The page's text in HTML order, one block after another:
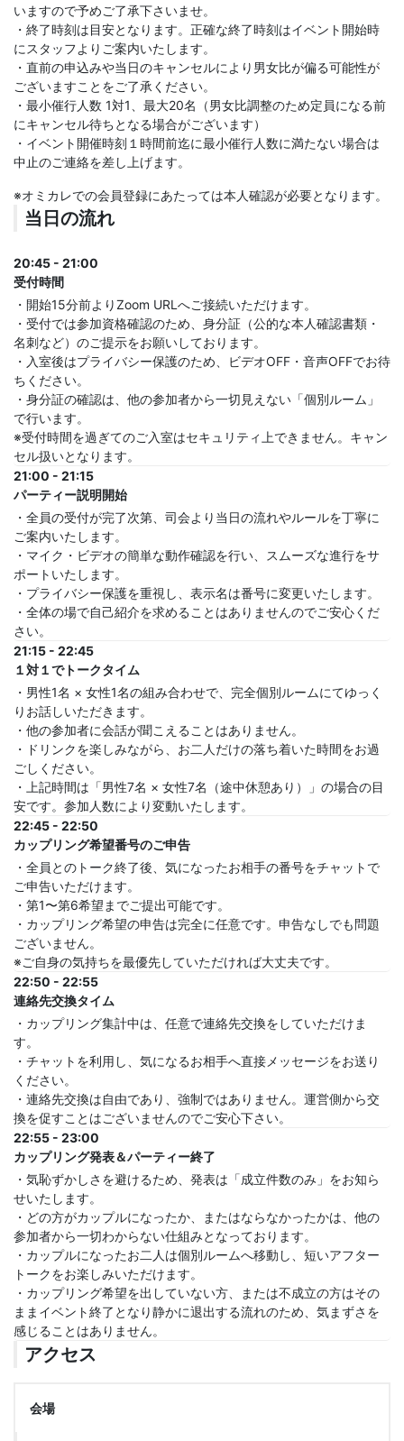
いますので予めご了承下さいませ。
・終了時刻は目安となります。正確な終了時刻はイベント開始時
にスタッフよりご案内いたします。
・直前の申込みや当日のキャンセルにより男女比が偏る可能性が
ございますことをご了承ください。
・最小催行人数 1対1、最大20名（男女比調整のため定員になる前
にキャンセル待ちとなる場合がございます）
・イベント開催時刻１時間前迄に最小催行人数に満たない場合は
中止のご連絡を差し上げます。
※オミカレでの会員登録にあたっては本人確認が必要となります。
当日の流れ
20:45 - 21:00
受付時間
・開始15分前よりZoom URLへご接続いただけます。
・受付では参加資格確認のため、身分証（公的な本人確認書類・
名刺など）のご提示をお願いしております。
・入室後はプライバシー保護のため、ビデオOFF・音声OFFでお待
ちください。
・身分証の確認は、他の参加者から一切見えない「個別ルーム」
で行います。
※受付時間を過ぎてのご入室はセキュリティ上できません。キャン
セル扱いとなります。
21:00 - 21:15
パーティー説明開始
・全員の受付が完了次第、司会より当日の流れやルールを丁寧に
ご案内いたします。
・マイク・ビデオの簡単な動作確認を行い、スムーズな進行をサ
ポートいたします。
・プライバシー保護を重視し、表示名は番号に変更いたします。
・全体の場で自己紹介を求めることはありませんのでご安心くだ
さい。
21:15 - 22:45
１対１でトークタイム
・男性1名 × 女性1名の組み合わせで、完全個別ルームにてゆっく
りお話しいただきます。
・他の参加者に会話が聞こえることはありません。
・ドリンクを楽しみながら、お二人だけの落ち着いた時間をお過
ごしください。
・上記時間は「男性7名 × 女性7名（途中休憩あり）」の場合の目
安です。参加人数により変動いたします。
22:45 - 22:50
カップリング希望番号のご申告
・全員とのトーク終了後、気になったお相手の番号をチャットで
ご申告いただけます。
・第1〜第6希望までご提出可能です。
・カップリング希望の申告は完全に任意です。申告なしでも問題
ございません。
※ご自身の気持ちを最優先していただければ大丈夫です。
22:50 - 22:55
連絡先交換タイム
・カップリング集計中は、任意で連絡先交換をしていただけま
す。
・チャットを利用し、気になるお相手へ直接メッセージをお送り
ください。
・連絡先交換は自由であり、強制ではありません。運営側から交
換を促すことはございませんのでご安心下さい。
22:55 - 23:00
カップリング発表＆パーティー終了
・気恥ずかしさを避けるため、発表は「成立件数のみ」をお知ら
せいたします。
・どの方がカップルになったか、またはならなかったかは、他の
参加者から一切わからない仕組みとなっております。
・カップルになったお二人は個別ルームへ移動し、短いアフター
トークをお楽しみいただけます。
・カップリング希望を出していない方、または不成立の方はその
ままイベント終了となり静かに退出する流れのため、気まずさを
感じることはありません。
アクセス
会場